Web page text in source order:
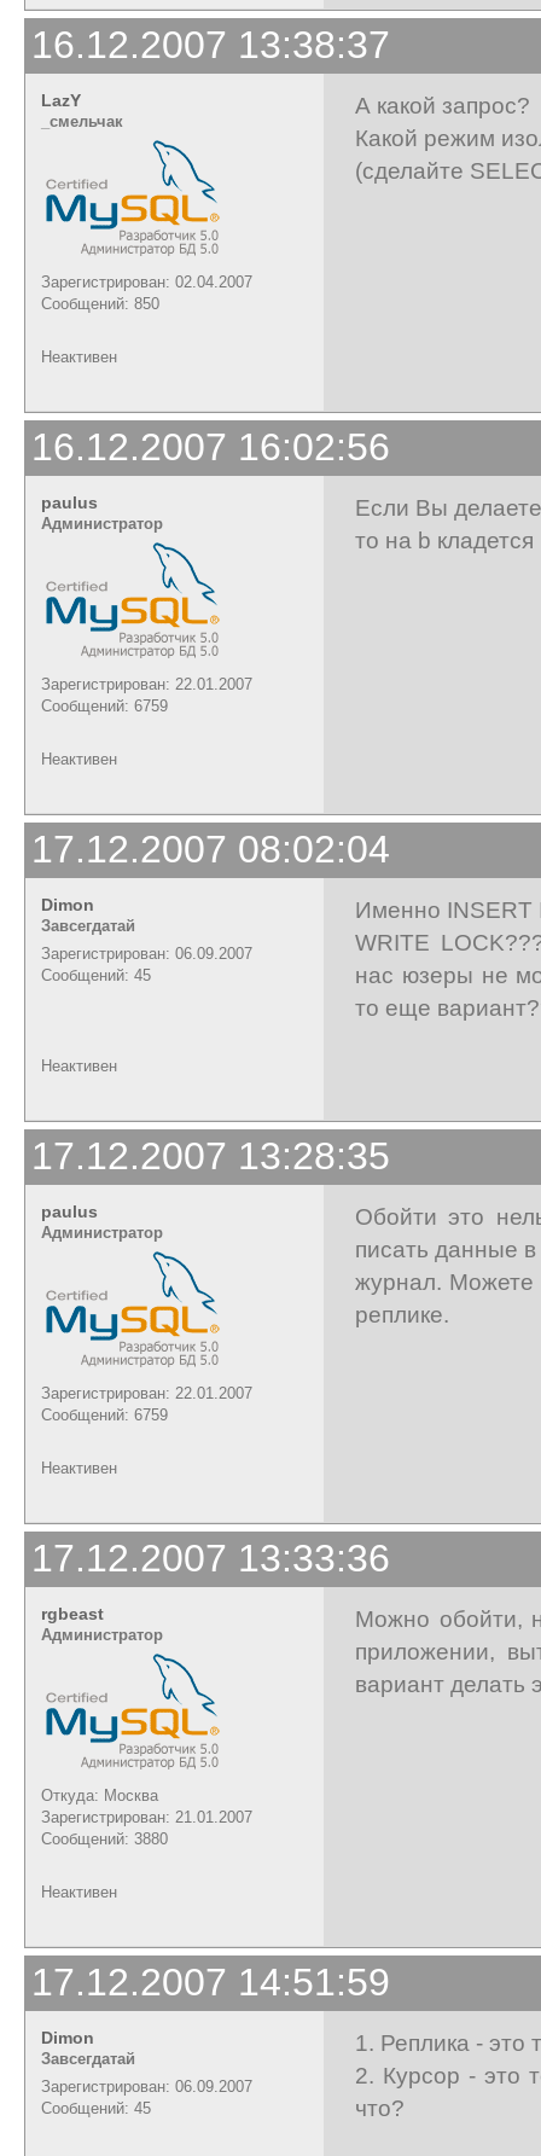
16.12.2007 13:38:37
LazY
_cмельчак
Зарегистрирован: 02.04.2007
Сообщений: 850
А какой запрос?
Какой режим
(сделайте
Неактивен
16.12.2007 16:02:56
paulus
Администратор
Зарегистрирован: 22.01.2007
Сообщений: 6759
Если Вы
то на b
Неактивен
17.12.2007 08:02:04
Dimon
Завсегдатай
Зарегистрирован: 06.09.2007
Сообщений: 45
Именно INSERT
WRITE
нас юзеры не
то еще
Неактивен
17.12.2007 13:28:35
paulus
Администратор
Зарегистрирован: 22.01.2007
Сообщений: 6759
Обойти это
писать данные
журнал. Можете
реплике.
Неактивен
17.12.2007 13:33:36
rgbeast
Администратор
Откуда: Москва
Зарегистрирован: 21.01.2007
Сообщений: 3880
Можно обойти,
приложении,
вариант делать
Неактивен
17.12.2007 14:51:59
Dimon
Завсегдатай
Зарегистрирован: 06.09.2007
Сообщений: 45
1. Реплика - это
2. Курсор - это
что?